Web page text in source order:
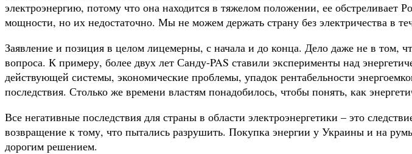
электроэнергию, потому что она находится в тяжелом положении, ее
мощности, но их недостаточно. Мы не можем держать страну без электричества в
Заявление и позиция в целом лицемерны, с начала и до конца. Дело даже не в том,
вопроса. К примеру, более двух лет Санду-PAS ставили эксперименты над
действующей системы, экономические проблемы, упадок рентабельности
последствия. Столько же времени властям понадобилось, чтобы понять, как
Все негативные последствия для страны в области электроэнергетики – это
возвращение к тому, что пытались разрушить. Покупка энергии у Украины и на
дорогим решением.